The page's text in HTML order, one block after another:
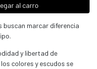
al carro
marcar diferencia
y libertad de
colores y escudos se